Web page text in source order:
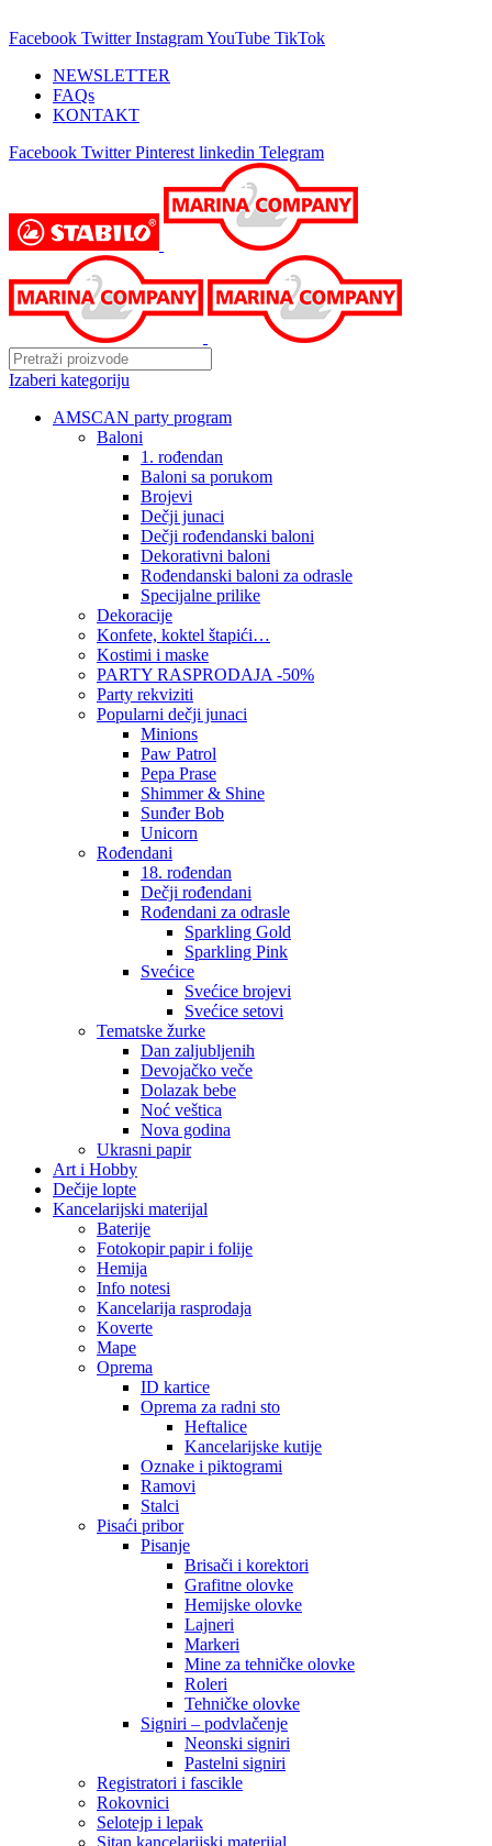
Facebook Twitter InstagramYouTube TikTok
NEWSLETTER
FAQs
KONTAKT
Facebook Twitter Pinterest linkedin Telegram
Izaberi kategoriju
AMSCAN party program
Baloni
1. rođendan
Baloni sa porukom
Brojevi
Dečji junaci
Dečji rođendanski baloni
Dekorativni baloni
Rođendanski baloni za odrasle
Specijalne prilike
Dekoracije
Konfete, koktel štapići…
Kostimi i maske
PARTY RASPRODAJA -50%
Party rekviziti
Popularni dečji junaci
Minions
Paw Patrol
Pepa Prase
Shimmer & Shine
Sunđer Bob
Unicorn
Rođendani
18. rođendan
Dečji rođendani
Rođendani za odrasle
Sparkling Gold
Sparkling Pink
Svećice
Svećice brojevi
Svećice setovi
Tematske žurke
Dan zaljubljenih
Devojačko veče
Dolazak bebe
Noć veštica
Nova godina
Ukrasni papir
Art i Hobby
Dečije lopte
Kancelarijski materijal
Baterije
Fotokopir papir i folije
Hemija
Info notesi
Kancelarija rasprodaja
Koverte
Mape
Oprema
ID kartice
Oprema za radni sto
Heftalice
Kancelarijske kutije
Oznake i piktogrami
Ramovi
Stalci
Pisaći pribor
Pisanje
Brisači i korektori
Grafitne olovke
Hemijske olovke
Lajneri
Markeri
Mine za tehničke olovke
Roleri
Tehničke olovke
Signiri – podvlačenje
Neonski signiri
Pastelni signiri
Registratori i fascikle
Rokovnici
Selotejp i lepak
Sitan kancelarijski materijal